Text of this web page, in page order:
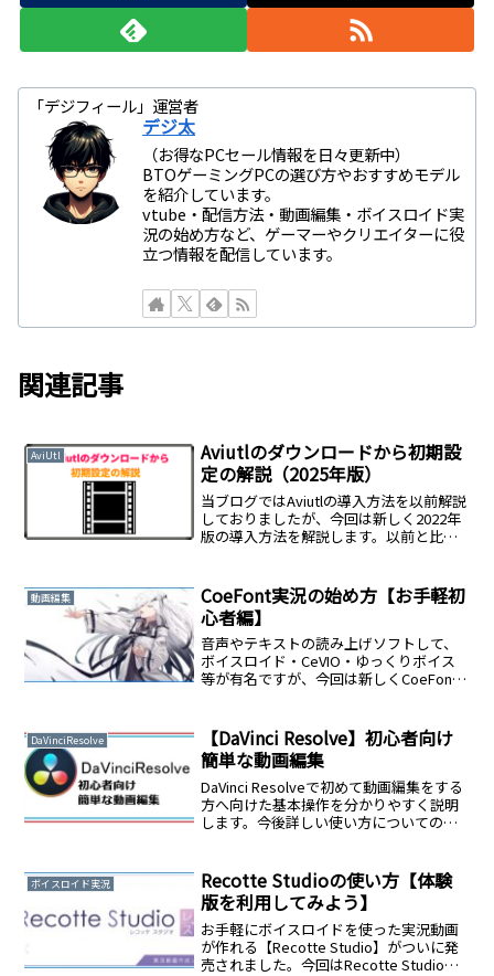
「デジフィール」運営者
デジ太
（お得なPCセール情報を日々更新中）
BTOゲーミングPCの選び方やおすすめモデル
を紹介しています。
vtube・配信方法・動画編集・ボイスロイド実
況の始め方など、ゲーマーやクリエイターに役
立つ情報を配信しています。
関連記事
AviUtl
Aviutlのダウンロードから初期設
定の解説（2025年版）
当ブログではAviutlの導入方法を以前解説
しておりましたが、今回は新しく2022年
版の導入方法を解説します。以前と比
Aviutlを使われている方にもどのような違
いがあるのか見て頂けたら幸いです。
動画編集
CoeFont実況の始め方【お手軽初
心者編】
音声やテキストの読み上げソフトして、
ボイスロイド・CeVIO・ゆっくりボイス
等が有名ですが、今回は新しくCoeFont
す。CoeFontとは？CoeFontのアカウン
ト作成CoeFontの料金（プランについ
て）CoeFontの基本的な使い方立ち絵の
準備動画編集ソフトとの連携について
DaVinciResolve
【DaVinci Resolve】初心者向け
簡単な動画編集
DaVinci Resolveで初めて動画編集をする
方へ向けた基本操作を分かりやすく説明
します。今後詳しい使い方についての解
のか一緒に学んでいきましょう。
ボイスロイド実況
Recotte Studioの使い方【体験
版を利用してみよう】
お手軽にボイスロイドを使った実況動画
が作れる【Recotte Studio】がついに発
売されました。今回はRecotte Studioに